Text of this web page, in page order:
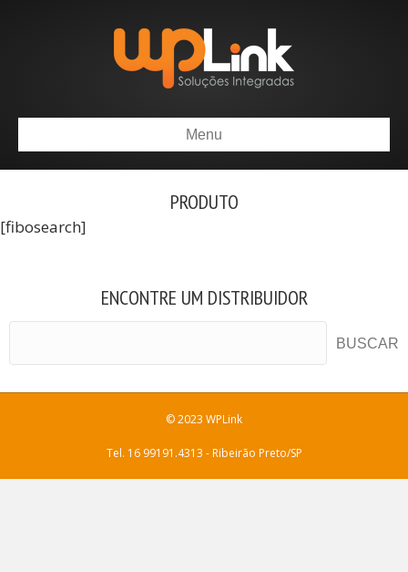
Menu
PRODUTO
[fibosearch]
ENCONTRE UM DISTRIBUIDOR
BUSCAR
© 2023 WPLink
Tel. 16 99191.4313 - Ribeirão Preto/SP